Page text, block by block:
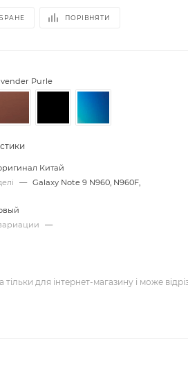
ПОРІВНЯТИ
Purle
Китай
— Galaxy Note 9 N960, N960F,
—
тільки для інтернет-магазину і може